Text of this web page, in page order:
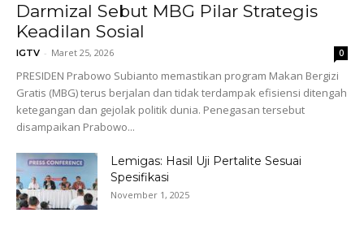
Darmizal Sebut MBG Pilar Strategis
Keadilan Sosial
IGTV - Maret 25, 2026 0
PRESIDEN Prabowo Subianto memastikan program Makan Bergizi
Gratis (MBG) terus berjalan dan tidak terdampak efisiensi ditengah
ketegangan dan gejolak politik dunia. Penegasan tersebut
disampaikan Prabowo...
Lemigas: Hasil Uji Pertalite Sesuai
Spesifikasi
November 1, 2025